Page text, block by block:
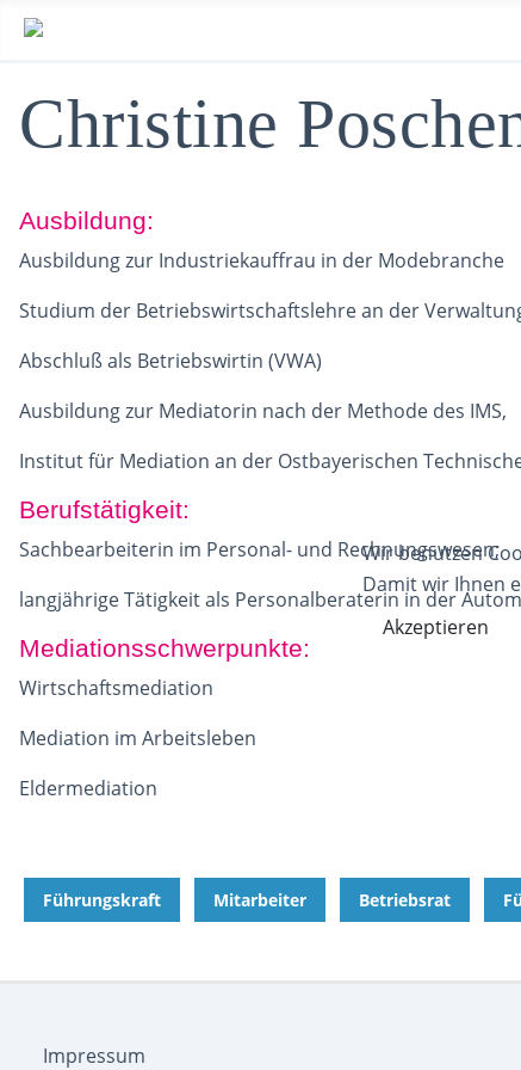
Christine
Ausbildung:
Ausbildung zur Industriekauffrau in der Modebranche
Studium der Betriebswirtschaftslehre an der
Abschluß als Betriebswirtin (VWA)
Ausbildung zur Mediatorin nach der Methode des IMS,
Institut für Mediation an der Ostbayerischen
Berufstätigkeit:
Sachbearbeiterin im Personal- und Rechnungswesen;
langjährige Tätigkeit als Personalberaterin in der
Mediationsschwerpunkte:
Wirtschaftsmediation
Mediation im Arbeitsleben
Eldermediation
Führungskraft Mitarbeiter Betriebsrat
Impressum
Wir benutzen
Damit wir Ihnen
Akzeptieren